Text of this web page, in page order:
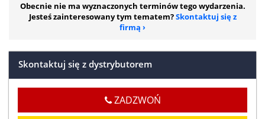
Obecnie nie ma wyznaczonych terminów tego wydarzenia.
Jesteś zainteresowany tym tematem?Skontaktuj się z
firmą
Skontaktuj się z dystrybutorem
ZADZWOŃ